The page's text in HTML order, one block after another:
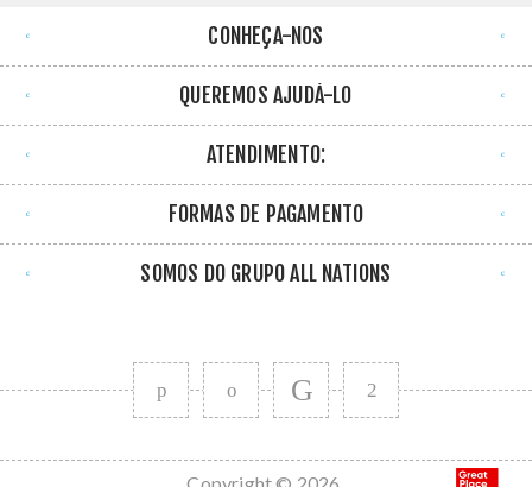
CONHEÇA-NOS
QUEREMOS AJUDÁ-LO
ATENDIMENTO:
FORMAS DE PAGAMENTO
SOMOS DO GRUPO ALL NATIONS